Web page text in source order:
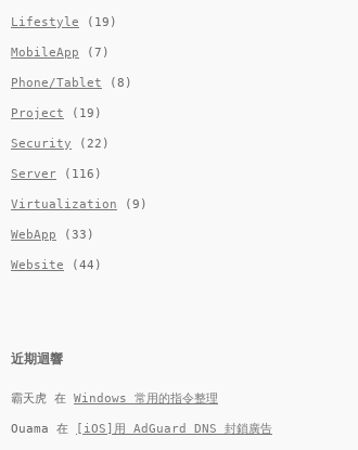
Lifestyle (19)
MobileApp (7)
Phone/Tablet (8)
Project (19)
Security (22)
Server (116)
Virtualization (9)
WebApp (33)
Website (44)
近期迴響
霸天虎 在 Windows 常用的指令整理
Ouama 在 [iOS]用 AdGuard DNS 封鎖廣告